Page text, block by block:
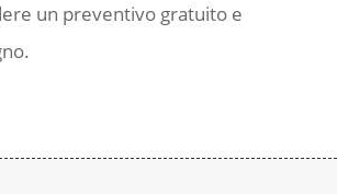
un preventivo gratuito e